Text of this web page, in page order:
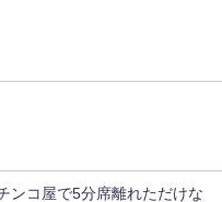
ンコ屋で5分席離れただけな